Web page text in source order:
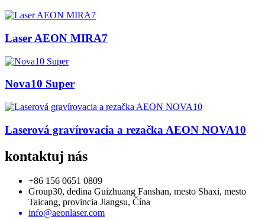
Laser AEON MIRA7
Nova10 Super
Laserová gravírovacia a rezačka AEON NOVA10
kontaktuj nás
+86 156 0651 0809
Group30, dedina Guizhuang Fanshan, mesto Shaxi, mesto
Taicang, provincia Jiangsu, Čína
info@aeonlaser.com